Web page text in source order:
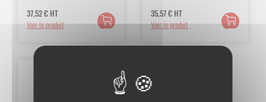
37,52€HT
Voir le produit
Ajouter
au
35,57€ HT
Voir le produit
Ajouter
au